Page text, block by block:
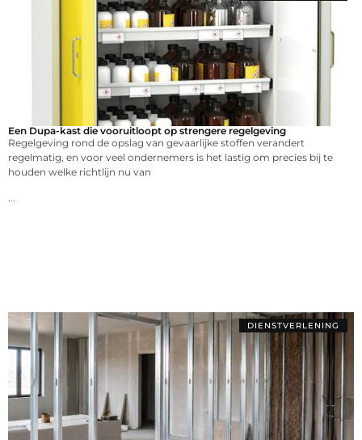
Een Dupa-kast die vooruitloopt op strengere regelgeving
Regelgeving rond de opslag van gevaarlijke stoffen verandert
regelmatig, en voor veel ondernemers is het lastig om precies bij te
houden welke richtlijn nu van
...
DIENSTVERLENING